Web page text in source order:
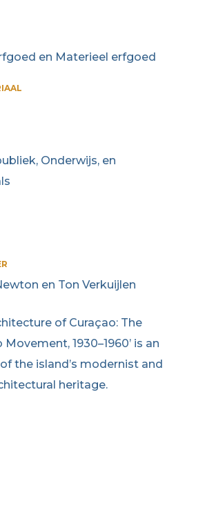
en Materieel erfgoed
Onderwijs, en
en Ton Verkuijlen
of Curaçao: The
1930–1960’ is an
the island’s modernist and
heritage.